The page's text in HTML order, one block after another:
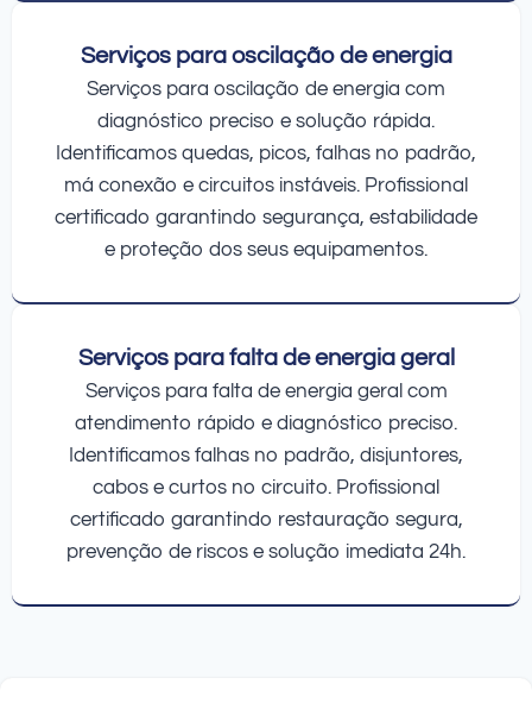
Serviços para oscilação de energia
Serviços para oscilação de energia com
diagnóstico preciso e solução rápida.
Identificamos quedas, picos, falhas no padrão,
má conexão e circuitos instáveis. Profissional
certificado garantindo segurança, estabilidade
e proteção dos seus equipamentos.
Serviços para falta de energia geral
Serviços para falta de energia geral com
atendimento rápido e diagnóstico preciso.
Identificamos falhas no padrão, disjuntores,
cabos e curtos no circuito. Profissional
certificado garantindo restauração segura,
prevenção de riscos e solução imediata 24h.